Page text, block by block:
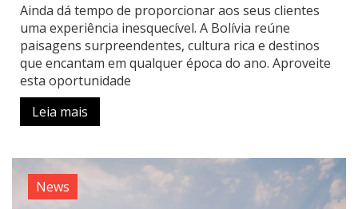
Ainda dá tempo de proporcionar aos seus clientes
uma experiência inesquecível. A Bolívia reúne
paisagens surpreendentes, cultura rica e destinos
que encantam em qualquer época do ano. Aproveite
esta oportunidade
Leia mais
News